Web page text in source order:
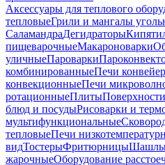
Аксессуары для теплового
тепловыеГрили и мангалы
СаламандраДегидраторы
пищеварочныеМакароноварки
уличныеПароварки
комбинированныеПечи
конвекционныеПечи
ротационныеПлиты
блюд и посудыРисоварки и
мультифункциональные
тепловыеПечи
видТостерыФритюрницы
жарочныеОборудование